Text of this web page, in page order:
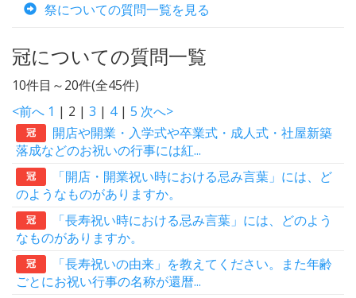
祭についての質問一覧を見る
冠についての質問一覧
10件目～20件(全45件)
<前へ 1 | 2 | 3 | 4| 5 次へ>
冠
開店や開業・入学式や卒業式・成人式・社屋新築
落成などのお祝いの行事には紅...
冠
「開店・開業祝い時における忌み言葉」には、ど
のようなものがありますか。
冠
「長寿祝い時における忌み言葉」には、どのよう
なものがありますか。
冠
「長寿祝いの由来」を教えてください。また年齢
ごとにお祝い行事の名称が還暦...